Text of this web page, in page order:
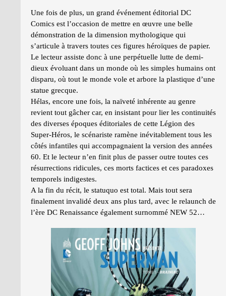
Une fois de plus, un grand événement éditorial DC
Comics est l’occasion de mettre en œuvre une belle
démonstration de la dimension mythologique qui
s’articule à travers toutes ces figures héroïques de papier.
Le lecteur assiste donc à une perpétuelle lutte de demi-
dieux évoluant dans un monde où les simples humains ont
disparu, où tout le monde vole et arbore la plastique d’une
statue grecque.
Hélas, encore une fois, la naïveté inhérente au genre
revient tout gâcher car, en insistant pour lier les continuités
des diverses époques éditoriales de cette Légion des
Super-Héros, le scénariste ramène inévitablement tous les
côtés infantiles qui accompagnaient la version des années
60. Et le lecteur n’en finit plus de passer outre toutes ces
résurrections ridicules, ces morts factices et ces paradoxes
temporels indigestes.
A la fin du récit, le statuquo est total. Mais tout sera
finalement invalidé deux ans plus tard, avec le relaunch de
l’ère DC Renaissance également surnommé NEW 52…